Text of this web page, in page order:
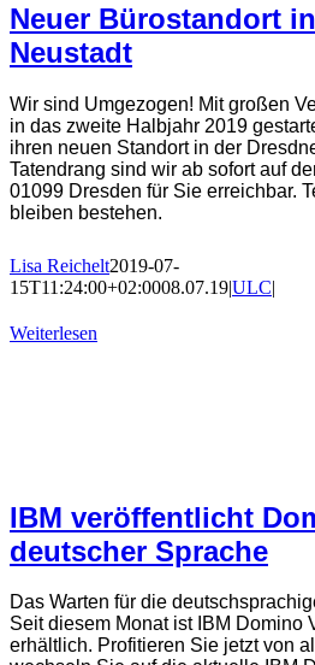
Neuer Bürostandort
Neustadt
Wir sind Umgezogen! Mit großen
in das zweite Halbjahr 2019
ihren neuen Standort in der
Tatendrang sind wir ab sofort auf
01099 Dresden für Sie erreichbar.
bleiben bestehen.
Lisa Reichelt2019-07-
15T11:24:00+02:0008.07.19|ULC|
Weiterlesen
IBM veröffentlicht
deutscher Sprache
Das Warten für die
Seit diesem Monat ist IBM Domino
erhältlich. Profitieren Sie jetzt von